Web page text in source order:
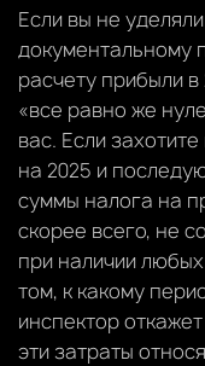
Если вы не
документальному
расчету прибыли
«все равно же
вас. Если
на 2025 и
суммы налога на
скорее всего, не
при наличии
том, к какому
инспектор
эти затраты